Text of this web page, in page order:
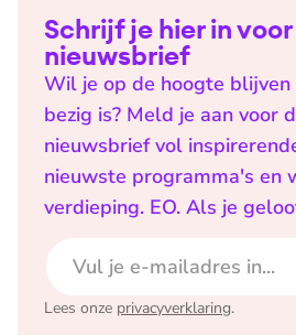
Schrijf je hier in
nieuwsbrief
Wil je op de hoogte blijven
bezig is? Meld je aan voor
nieuwsbrief vol
nieuwste programma's en
verdieping. EO. Als je
Lees onze privacyverklaring.